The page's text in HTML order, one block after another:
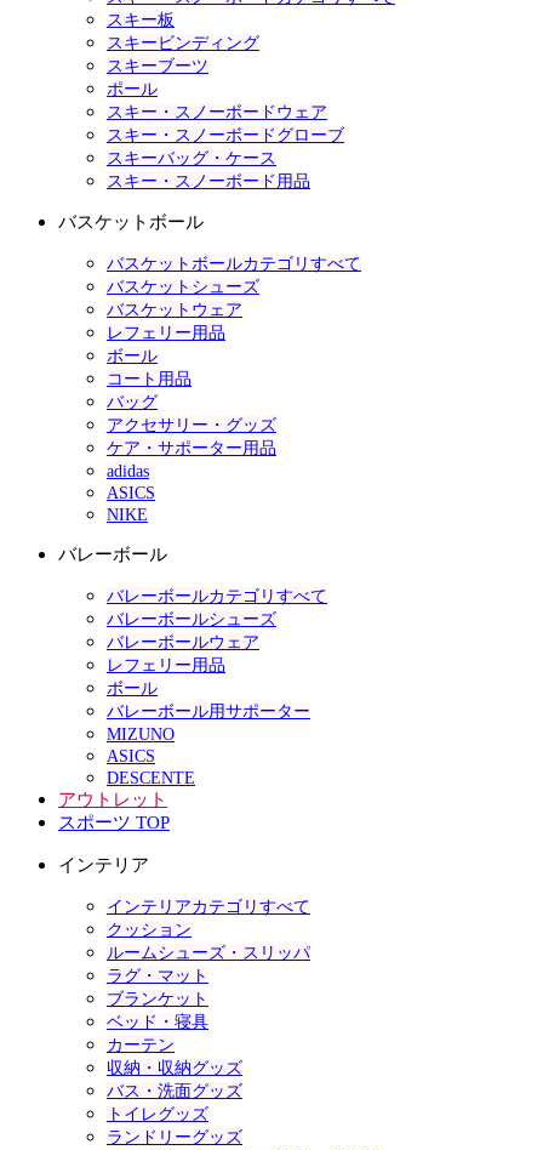
スキー板
スキービンディング
スキーブーツ
ポール
スキー・スノーボードウェア
スキー・スノーボードグローブ
スキーバッグ・ケース
スキー・スノーボード用品
バスケットボール
バスケットボールカテゴリすべて
バスケットシューズ
バスケットウェア
レフェリー用品
ボール
コート用品
バッグ
アクセサリー・グッズ
ケア・サポーター用品
adidas
ASICS
NIKE
バレーボール
バレーボールカテゴリすべて
バレーボールシューズ
バレーボールウェア
レフェリー用品
ボール
バレーボール用サポーター
MIZUNO
ASICS
DESCENTE
アウトレット
スポーツ TOP
インテリア
インテリアカテゴリすべて
クッション
ルームシューズ・スリッパ
ラグ・マット
ブランケット
ベッド・寝具
カーテン
収納・収納グッズ
バス・洗面グッズ
トイレグッズ
ランドリーグッズ